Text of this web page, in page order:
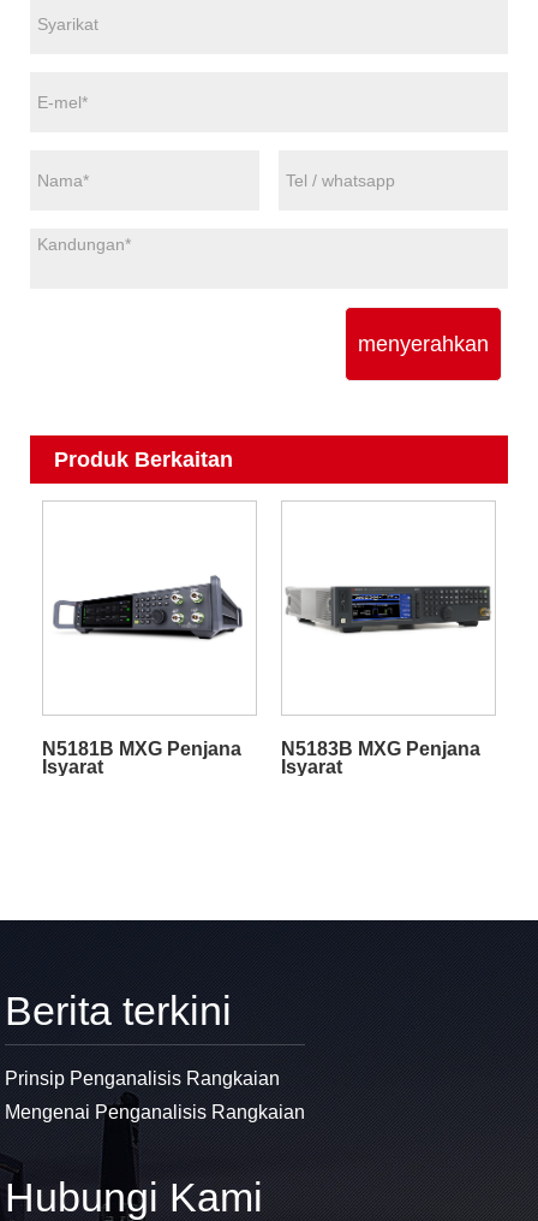
menyerahkan
Produk Berkaitan
N5181B MXG Penjana
Isyarat
N5183B MXG Penjana
Isyarat
Berita terkini
Prinsip Penganalisis Rangkaian
Mengenai Penganalisis Rangkaian
Hubungi Kami